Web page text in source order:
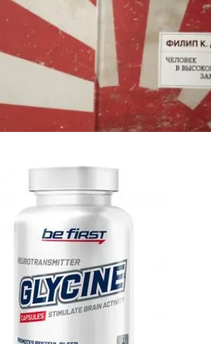
Линейку Дренажных Насосов
Подвёл Итоги За Девять
Зубами Могут Отразиться На
Момоа И Александр
Замке» Филипа К. Дика: Мир,